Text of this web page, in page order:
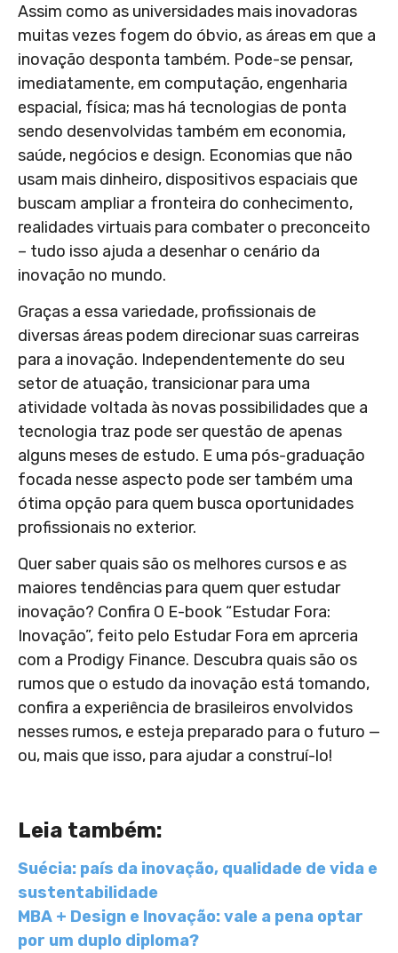
Assim como as universidades mais inovadoras
muitas vezes fogem do óbvio, as áreas em que a
inovação desponta também. Pode-se pensar,
imediatamente, em computação, engenharia
espacial, física; mas há tecnologias de ponta
sendo desenvolvidas também em economia,
saúde, negócios e design. Economias que não
usam mais dinheiro, dispositivos espaciais que
buscam ampliar a fronteira do conhecimento,
realidades virtuais para combater o preconceito
– tudo isso ajuda a desenhar o cenário da
inovação no mundo.
Graças a essa variedade, profissionais de
diversas áreas podem direcionar suas carreiras
para a inovação. Independentemente do seu
setor de atuação, transicionar para uma
atividade voltada às novas possibilidades que a
tecnologia traz pode ser questão de apenas
alguns meses de estudo. E uma pós-graduação
focada nesse aspecto pode ser também uma
ótima opção para quem busca oportunidades
profissionais no exterior.
Quer saber quais são os melhores cursos e as
maiores tendências para quem quer estudar
inovação? Confira O E-book “Estudar Fora:
Inovação”, feito pelo Estudar Fora em aprceria
com a Prodigy Finance. Descubra quais são os
rumos que o estudo da inovação está tomando,
confira a experiência de brasileiros envolvidos
nesses rumos, e esteja preparado para o futuro —
ou, mais que isso, para ajudar a construí-lo!
Leia também:
Suécia: país da inovação, qualidade de vida e
sustentabilidade
MBA + Design e Inovação: vale a pena optar
por um duplo diploma?